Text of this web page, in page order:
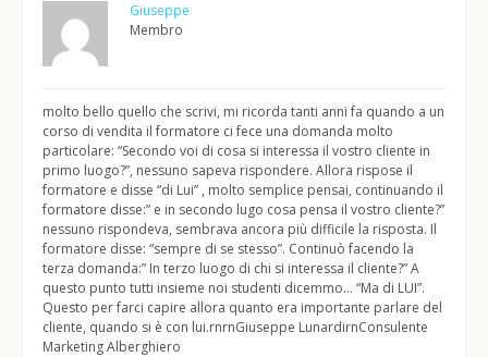
Giuseppe
Membro
molto bello quello che scrivi, mi ricorda tanti anni fa quando a un
corso di vendita il formatore ci fece una domanda molto
particolare: “Secondo voi di cosa si interessa il vostro cliente in
primo luogo?”, nessuno sapeva rispondere. Allora rispose il
formatore e disse “di Lui” , molto semplice pensai, continuando il
formatore disse:” e in secondo lugo cosa pensa il vostro cliente?”
nessuno rispondeva, sembrava ancora più difficile la risposta. Il
formatore disse: “sempre di se stesso”. Continuò facendo la
terza domanda:” In terzo luogo di chi si interessa il cliente?” A
questo punto tutti insieme noi studenti dicemmo… “Ma di LUI”.
Questo per farci capire allora quanto era importante parlare del
cliente, quando si è con lui.rnrnGiuseppe LunardirnConsulente
Marketing Alberghiero